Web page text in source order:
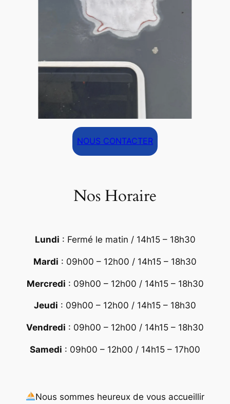
NOUS CONTACTER
Nos Horaire
Lundi : Fermé le matin / 14h15 – 18h30
Mardi : 09h00 – 12h00 / 14h15 – 18h30
Mercredi : 09h00 – 12h00 / 14h15 – 18h30
Jeudi : 09h00 – 12h00 / 14h15 – 18h30
Vendredi : 09h00 – 12h00 / 14h15 – 18h30
Samedi : 09h00 – 12h00 / 14h15 – 17h00
Nous sommes heureux de vous accueillir